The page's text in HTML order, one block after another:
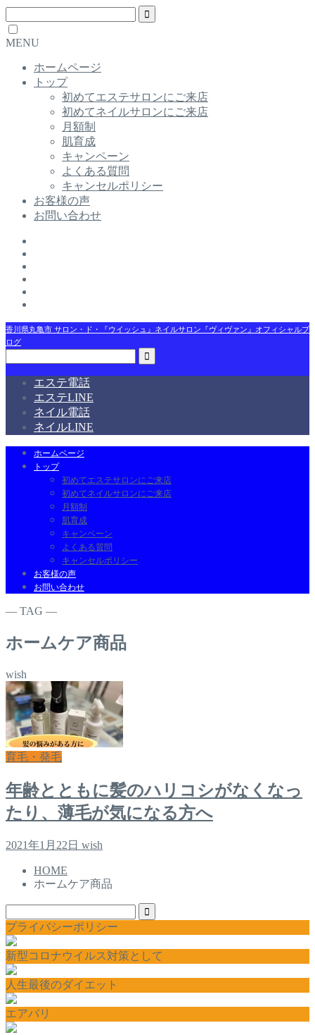
MENU
ホームページ
トップ
初めてエステサロンにご来店
初めてネイルサロンにご来店
月額制
肌育成
キャンペーン
よくある質問
キャンセルポリシー
お客様の声
お問い合わせ
香川県丸亀市 サロン・ド・『ウイッシュ』ネイルサロン『ヴィヴァン』オフィシャルブ
ログ
エステ電話
エステLINE
ネイル電話
ネイルLINE
ホームページ
トップ
初めてエステサロンにご来店
初めてネイルサロンにご来店
月額制
肌育成
キャンペーン
よくある質問
キャンセルポリシー
お客様の声
お問い合わせ
― TAG ―
ホームケア商品
wish
育毛・発毛
年齢とともに髪のハリコシがなくなっ
たり、薄毛が気になる方へ
2021年1月22日 wish
HOME
ホームケア商品
プライバシーポリシー
新型コロナウイルス対策として
人生最後のダイエット
エアバリ